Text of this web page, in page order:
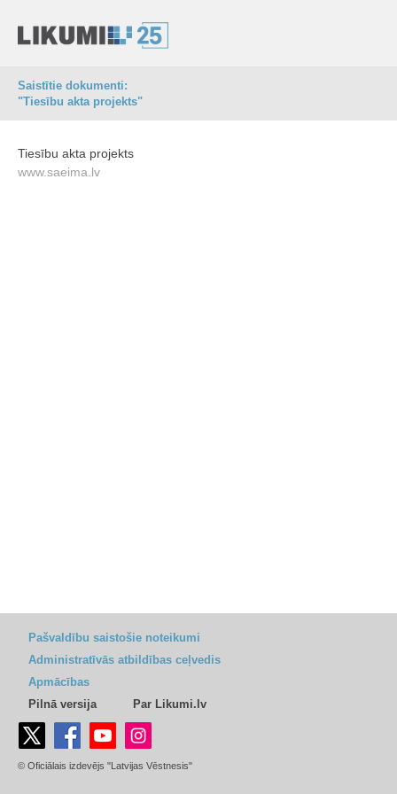
Saistītie dokumenti:
"Tiesību akta projekts"
Tiesību akta projekts
www.saeima.lv
Pašvaldību saistošie noteikumi
Administratīvās atbildības ceļvedis
Apmācības
Pilnā versija
Par Likumi.lv
© Oficiālais izdevējs "Latvijas Vēstnesis"